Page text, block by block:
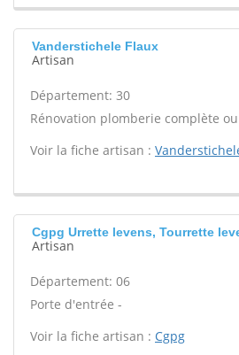
Vanderstichele Flaux
Artisan
Département: 30
Rénovation plomberie complète
Voir la fiche artisan :
Cgpg Urrette levens, Tourrette
Artisan
Département: 06
Porte d'entrée -
Voir la fiche artisan : Cgpg